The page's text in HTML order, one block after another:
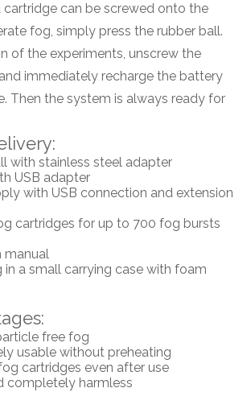
cartridge can be screwed onto the
fog, simply press the rubber ball.
of the experiments, unscrew the
immediately recharge the battery
Then the system is always ready for
with stainless steel adapter
USB adapter
with USB connection and extension
cartridges for up to 700 fog bursts
manual
in a small carrying case with foam
free fog
usable without preheating
cartridges even after use
completely harmless